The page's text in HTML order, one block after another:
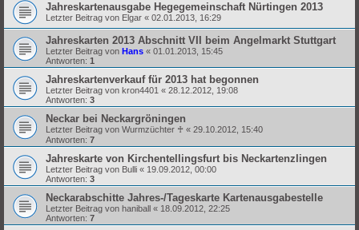
Jahreskartenausgabe Hegegemeinschaft Nürtingen 2013
Letzter Beitrag von Elgar « 02.01.2013, 16:29
Jahreskarten 2013 Abschnitt VII beim Angelmarkt Stuttgart
Letzter Beitrag von Hans « 01.01.2013, 15:45
Antworten: 1
Jahreskartenverkauf für 2013 hat begonnen
Letzter Beitrag von kron4401 « 28.12.2012, 19:08
Antworten: 3
Neckar bei Neckargröningen
Letzter Beitrag von Wurmzüchter ♰ « 29.10.2012, 15:40
Antworten: 7
Jahreskarte von Kirchentellingsfurt bis Neckartenzlingen
Letzter Beitrag von Bulli « 19.09.2012, 00:00
Antworten: 3
Neckarabschitte Jahres-/Tageskarte Kartenausgabestelle
Letzter Beitrag von haniball « 18.09.2012, 22:25
Antworten: 7